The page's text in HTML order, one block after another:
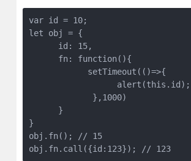
var id = 10;
let obj = {
      id: 15,
      fn: function(){
            setTimeout(()=>{
                  alert(this.id);
             },1000)
      }
}
obj.fn(); // 15
obj.fn.call({id:123}); // 123